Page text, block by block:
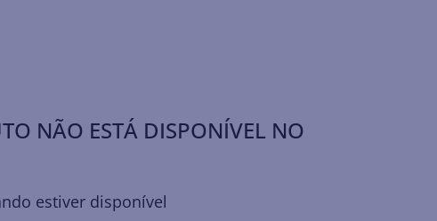
NÃO ESTÁ DISPONÍVEL NO
estiver disponível